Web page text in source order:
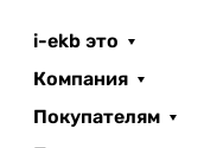
i-ekb это
Компания
Покупателям